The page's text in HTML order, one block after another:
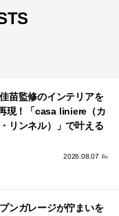
苗監修のインテリアを
現！「casa liniere（カ
リンネル）」で叶える
2026.08.07 Fri
ンガレージが佇まいを